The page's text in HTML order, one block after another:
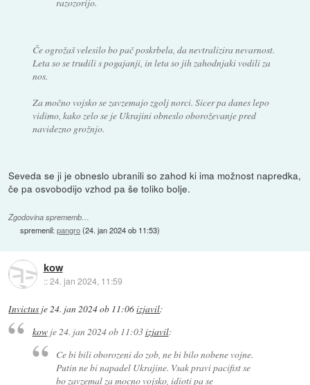
Če ogrožaš velesilo bo pač poskrbela, da nevtralizira nevarnost.
Leta so se trudili s pogajanji, in leta so jih zahodnjaki vodili za
nos.
Za močno vojsko se zavzemajo zgolj norci. Sicer pa danes lepo
vidimo, kako zelo se je Ukrajini obneslo oboroževanje pred
navidezno grožnjo.
Seveda se ji je obneslo ubranili so zahod ki ima možnost napredka,
če pa osvobodijo vzhod pa še toliko bolje.
Zgodovina sprememb…
spremenil:pangro(24. jan 2024 ob 11:53)
kow
::24. jan 2024, 11:59
Invictus je 24. jan 2024 ob 11:06izjavil:
kowje24. jan 2024 ob 11:03izjavil:
Ce bi bili oborozeni do zob, ne bi bilo nobene vojne.
Putin ne bi napadel Ukrajine. Vsak pravi pacifist se
bo zavzemal za mocno vojsko, idioti pa se